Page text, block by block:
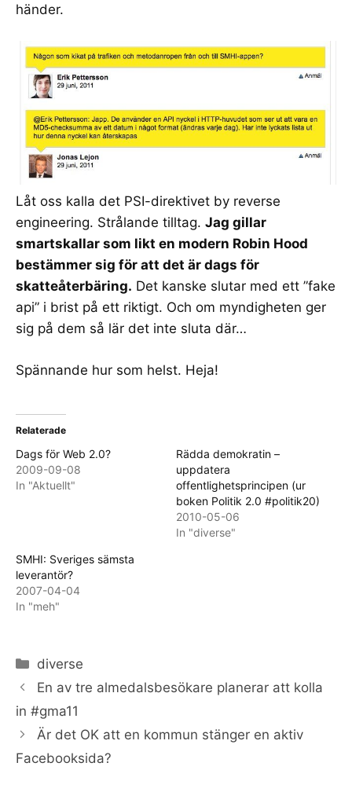
händer.
Låt oss kalla det PSI-direktivet by reverse
engineering. Strålande tilltag. Jag gillar
smartskallar som likt en modern Robin Hood
bestämmer sig för att det är dags för
skatteåterbäring. Det kanske slutar med ett ”fake
api” i brist på ett riktigt. Och om myndigheten ger
sig på dem så lär det inte sluta där…
Spännande hur som helst. Heja!
Relaterade
Dags för Web 2.0?
2009-09-08
In "Aktuellt"
Rädda demokratin –
uppdatera
offentlighetsprincipen (ur
boken Politik 2.0 #politik20)
2010-05-06
In "diverse"
SMHI: Sveriges sämsta
leverantör?
2007-04-04
In "meh"
Categories
diverse
En av tre almedalsbesökare planerar att kolla
in #gma11
Är det OK att en kommun stänger en aktiv
Facebooksida?